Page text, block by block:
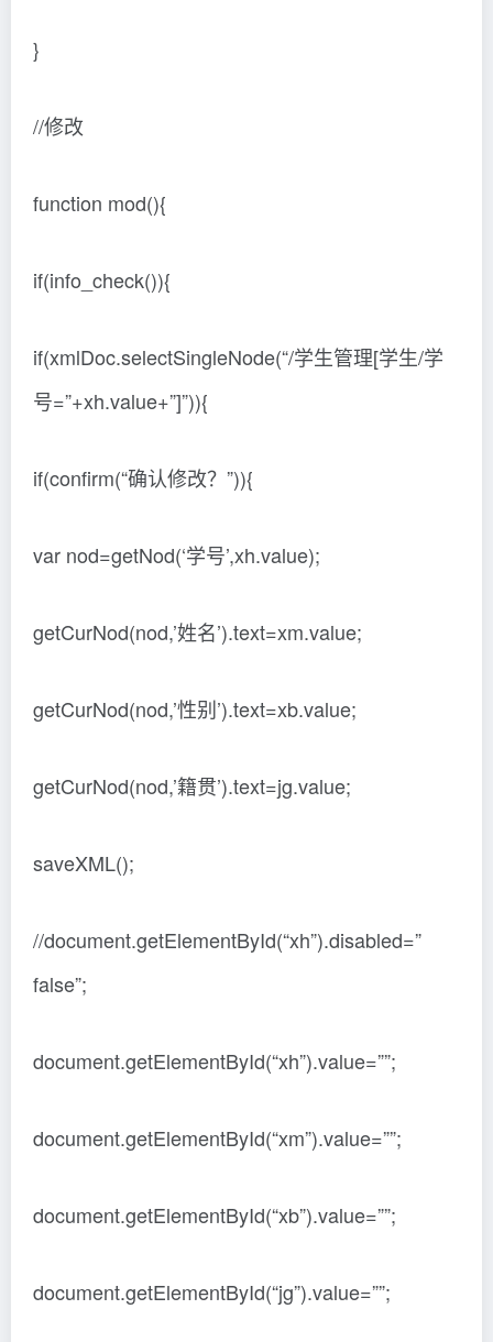
}
//修改
function mod(){
if(info_check()){
if(xmlDoc.selectSingleNode(“/学生管理[学生/学
号=”+xh.value+”]”)){
if(confirm(“确认修改？”)){
var nod=getNod(‘学号’,xh.value);
getCurNod(nod,’姓名’).text=xm.value;
getCurNod(nod,’性别’).text=xb.value;
getCurNod(nod,’籍贯’).text=jg.value;
saveXML();
//document.getElementById(“xh”).disabled=”
false”;
document.getElementById(“xh”).value=””;
document.getElementById(“xm”).value=””;
document.getElementById(“xb”).value=””;
document.getElementById(“jg”).value=””;